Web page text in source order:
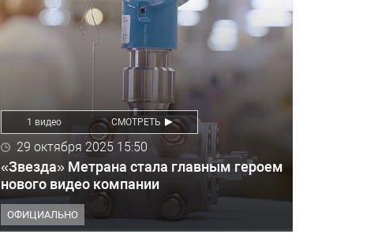
1 видео СМОТРЕТЬ
29 октября 2025 15:50
«Звезда» Метрана стала главным героем
нового видео компании
ОФИЦИАЛЬНО